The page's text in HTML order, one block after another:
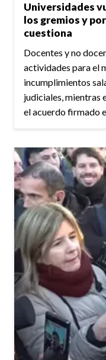
Universidades
los gremios y
cuestiona
Docentes y no
actividades para el
incumplimientos
judiciales, mientras
el acuerdo firmado